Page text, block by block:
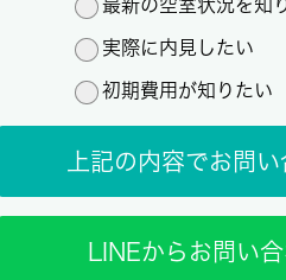
最新の空室状況を知
実際に内見したい
初期費用が知りたい
上記の内容でお問
LINEからお問い